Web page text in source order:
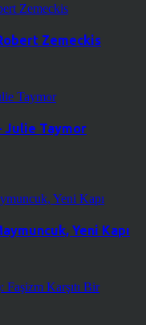
Zemeckis
Julie Taymor
Yeni Kapı